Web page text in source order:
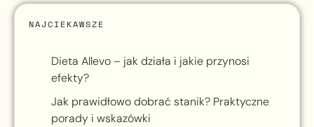
NAJCIEKAWSZE
Dieta Allevo – jak działa i jakie przynosi
efekty?
Jak prawidłowo dobrać stanik? Praktyczne
porady i wskazówki